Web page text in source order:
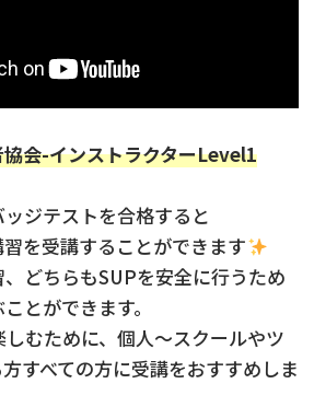
会-インストラクターLevel1
ジテストを合格すると
を受講することができます
どちらもSUPを安全に行うため
とができます。
むために、個人〜スクールやツ
すべての方に受講をおすすめしま